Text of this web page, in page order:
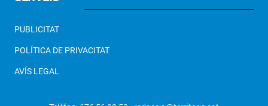
PUBLICITAT
POLÍTICA DE PRIVACITAT
AVÍS LEGAL